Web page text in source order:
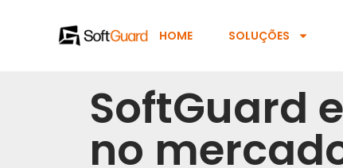
HOME SOLUÇÕES
SoftGuard
no